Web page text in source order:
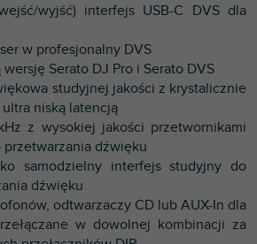
wyjść) interfejs USB-C DVS dla
w profesjonalny DVS
Serato DJ Pro i Serato DVS
studyjnej jakości z krystalicznie
niską latencją
z wysokiej jakości przetwornikami
przetwarzania dźwięku
samodzielny interfejs studyjny do
dźwięku
odtwarzaczy CD lub AUX-In dla
w dowolnej kombinacji za